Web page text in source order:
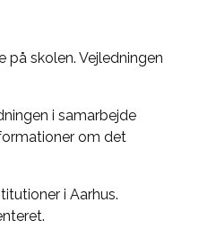
skolen. Vejledningen
i samarbejde
om det
i Aarhus.